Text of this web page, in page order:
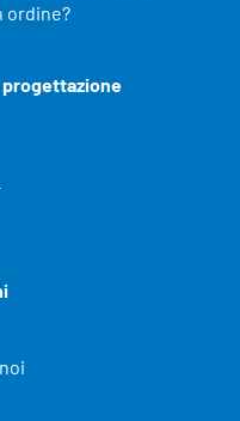
ordine?
progettazione